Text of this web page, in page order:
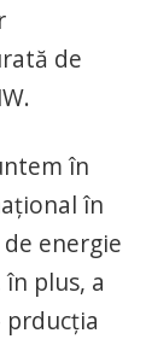
de
în
în
energie
plus, a
prducția